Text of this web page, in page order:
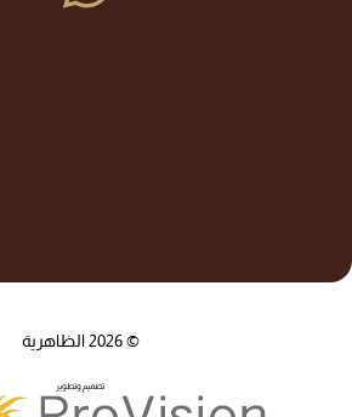
© 2026 الظاهرية
تصميم وتطوير